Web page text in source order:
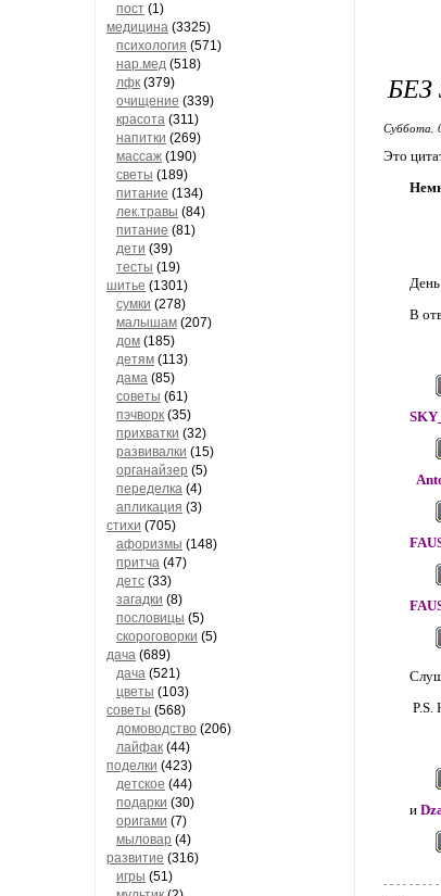
пост (1)
медицина (3325)
психология (571)
нар.мед (518)
лфк (379)
очищение (339)
красота (311)
напитки (269)
массаж (190)
светы (189)
питание (134)
лек.травы (84)
питание (81)
дети (39)
тесты (19)
шитье (1301)
сумки (278)
малышам (207)
дом (185)
детям (113)
дама (85)
советы (61)
пэчворк (35)
прихватки (32)
развивалки (15)
органайзер (5)
переделка (4)
апликация (3)
стихи (705)
афоризмы (148)
притча (47)
детс (33)
загадки (8)
пословицы (5)
скороговорки (5)
дача (689)
дача (521)
цветы (103)
советы (568)
домоводство (206)
лайфак (44)
поделки (423)
детское (44)
подарки (30)
оригами (7)
мыловар (4)
развитие (316)
игры (51)
Суббота,
Это
В
P.S.
и